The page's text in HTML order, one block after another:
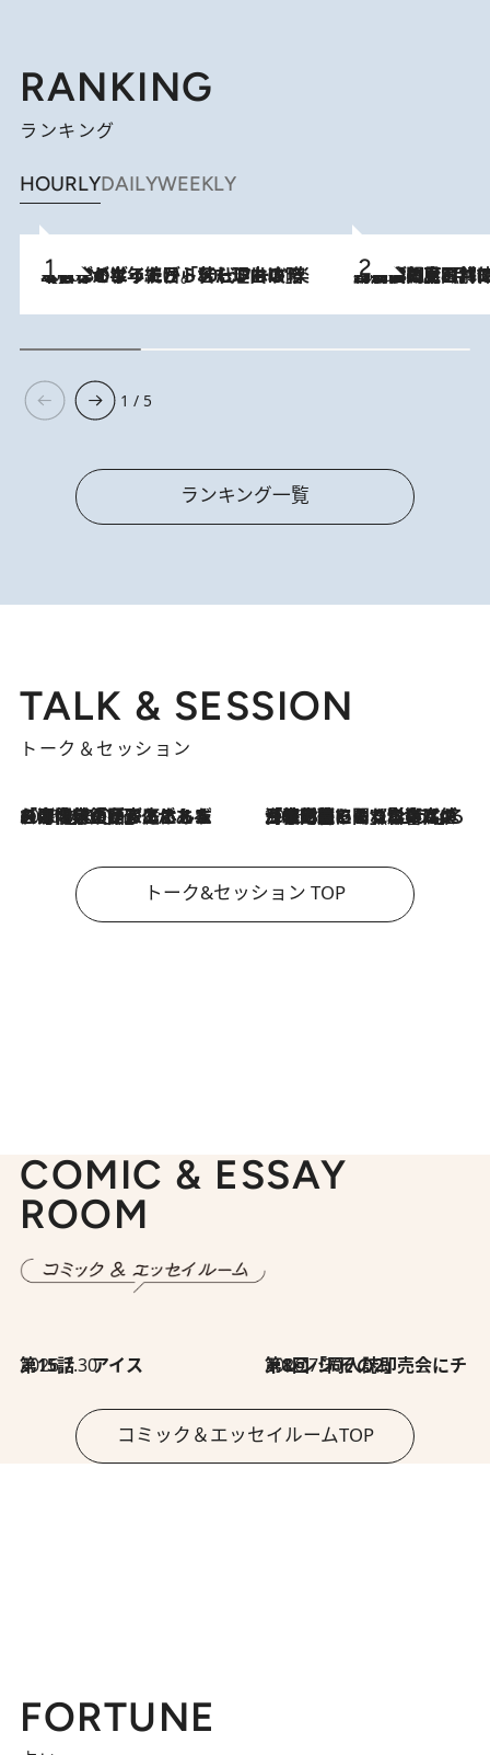
RANKING
ランキング
HOURLYDAILYWEEKLY
2026.8.3
【自作のダイエットノートは攻略本】ダイエットが「苦しいもの」ではなくなった日。50代フードライターが半年続けられた理由は“楽しむこと” 2026.8.8
「最後に見られてよかった」上野動物園の東園パンダ舎が解体前に特別公開。8月16日まで延長されたパネル展と共に辿る“半世紀”のパンダ飼育《解体工事の図面あり》
1 / 5
ランキング一覧
TALK & SESSION
トーク＆セッション
2026.8.3
「今後値上げがあるとすれば…」「リスクがあるのは今年の冬」エネルギー専門家が語る、ホルムズ海峡封鎖が家庭にもたらす“ある心配” 2026.8.3
「住宅建てられない…」「サーチャージ料の高値が続いている」ホルムズ海峡封鎖による影響はいつまで続く？《エネルギー専門家に聞く“どうなる日本の暮らし”》
トーク&セッション TOP
COMIC & ESSAY
ROOM
2026.7.30
第15話 アイス 2026.7.30
第8回「同人誌即売会にチャレンジ その2」
コミック＆エッセイルームTOP
FORTUNE